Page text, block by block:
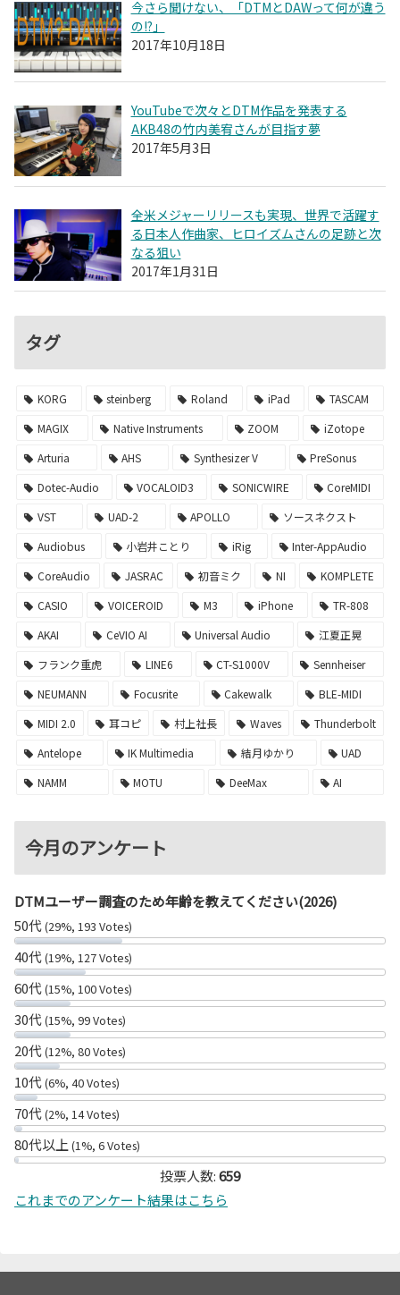
今さら聞けない、「DTMとDAWって何が違う
の!?」
2017年10月18日
YouTubeで次々とDTM作品を発表する
AKB48の竹内美宥さんが目指す夢
2017年5月3日
全米メジャーリリースも実現、世界で活躍す
る日本人作曲家、ヒロイズムさんの足跡と次
なる狙い
2017年1月31日
タグ
KORG steinberg Roland iPad
TASCAM
MAGIX
Native Instruments ZOOM
iZotope
Arturia
AHS Synthesizer V
PreSonus
Dotec-Audio
VOCALOID3 SONICWIRE
CoreMIDI
VST
UAD-2 APOLLO
ソースネクスト
Audiobus
小岩井ことり iRig
Inter-AppAudio
CoreAudio
JASRAC 初音ミク NI
KOMPLETE
CASIO
VOICEROID M3 iPhone
TR-808
AKAI
CeVIO AI Universal Audio
江夏正晃
フランク重虎
LINE6 CT-S1000V
Sennheiser
NEUMANN
Focusrite Cakewalk
BLE-MIDI
MIDI 2.0
耳コピ 村上社長 Waves
Thunderbolt
Antelope
IK Multimedia 結月ゆかり
UAD
NAMM
MOTU DeeMax AI
今月のアンケート
DTMユーザー調査のため年齢を教えてください(2026)
50代(29%, 193 Votes)
40代(19%, 127 Votes)
60代(15%, 100 Votes)
30代(15%, 99 Votes)
20代(12%, 80 Votes)
10代(6%, 40 Votes)
70代(2%, 14 Votes)
80代以上 (1%, 6 Votes)
投票人数:659
これまでのアンケート結果はこちら